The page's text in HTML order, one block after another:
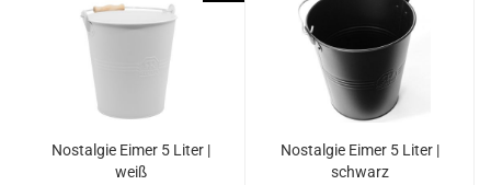
Nostalgie Eimer 5 Liter |
weiß
Nostalgie Eimer 5 Liter |
schwarz